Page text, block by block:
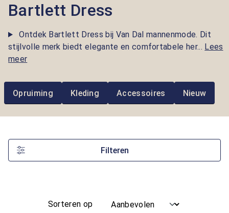
Bartlett Dress
Ontdek Bartlett Dress bij Van Dal mannenmode. Dit
stijlvolle merk biedt elegante en comfortabele her... Lees
meer
Opruiming Kleding Accessoires Nieuw
Filteren
Sorteren op